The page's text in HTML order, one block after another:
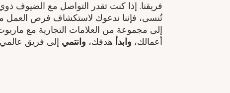
فريقنا. إذا كنت تقدر التواصل مع الضيوف
تُنسى، فإننا ندعوك لاستكشاف فرص العمل مع
إلى مجموعة من العلامات التجارية مع
أعمالك، وابدأ هدفك​، وانتمي إلى فريق